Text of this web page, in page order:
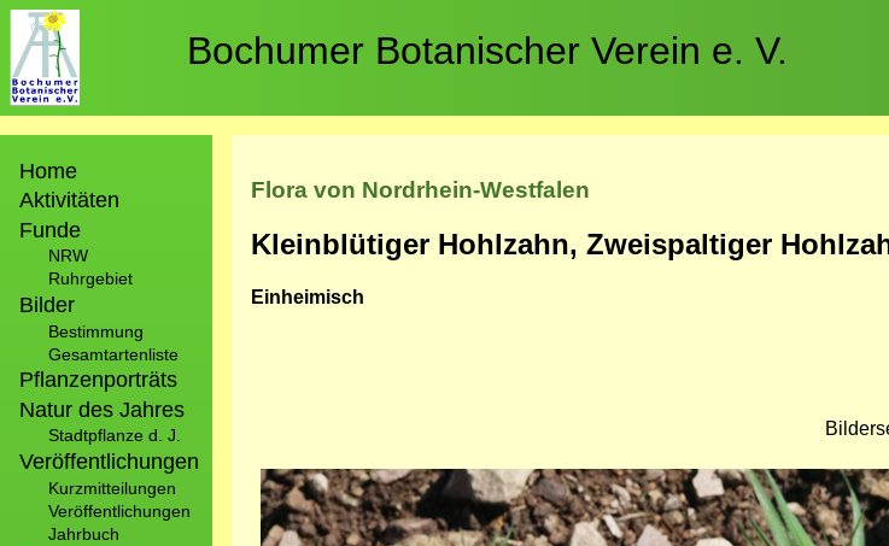
Direkt
zum
Inhalt
Bochumer Botanischer Verein e. V.
Home
Aktivitäten
Funde
NRW
Ruhrgebiet
Bilder
Bestimmung
Gesamtartenliste
Pflanzenporträts
Natur des Jahres
Stadtpflanze d. J.
Veröffentlichungen
Kurzmitteilungen
Veröffentlichungen
Jahrbuch
Flora von Nordrhein-Westfalen
Kleinblütiger Hohlzahn, Zweispaltiger
Einheimisch
Bild